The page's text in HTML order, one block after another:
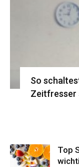
So
Zeitfresser
Top